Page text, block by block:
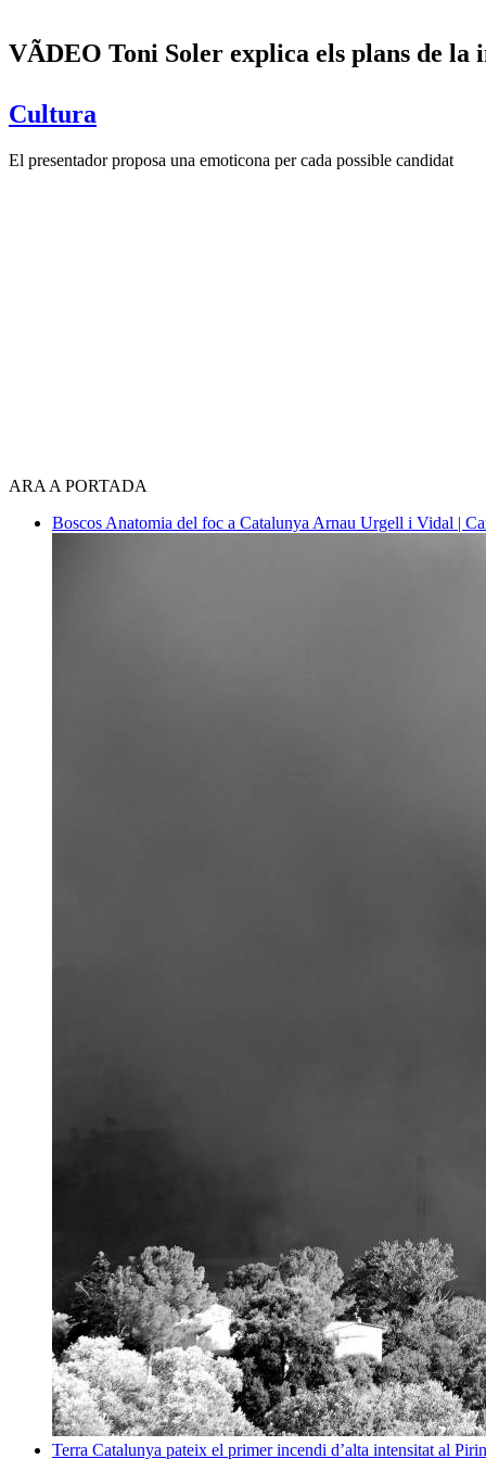
VÃDEO Toni Soler explica els plans de
Cultura
El presentador proposa una emoticona per cada possible candidat
ARA A PORTADA
Boscos Anatomia del foc a Catalunya Arnau Urgell i Vidal |
Terra Catalunya pateix el primer incendi d’alta intensitat al